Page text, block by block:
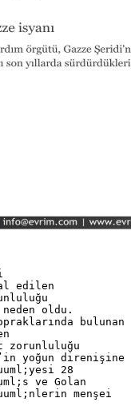
edilen
oldu.
bulunan
zorunluluğu
yoğun direnişine
28
ve Golan
menşei